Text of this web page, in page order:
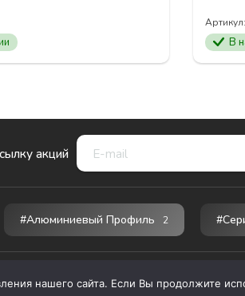
Артикул:
В
акций
#Алюминиевый Профиль 2
нашего сайта. Если Вы продолжите